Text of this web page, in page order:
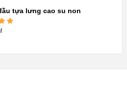
tựa lưng cao su non